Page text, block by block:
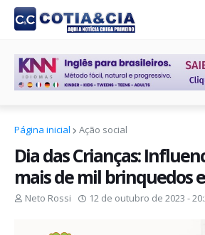
Página inicial Ação social
Dia das Crianças:
mais de mil brinquedos
Neto Rossi 12 de outubro de 2023 -